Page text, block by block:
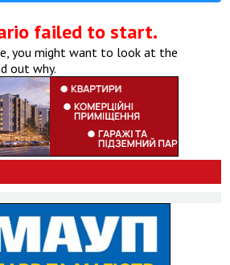
failed to start.
you might want to look at the
out why.